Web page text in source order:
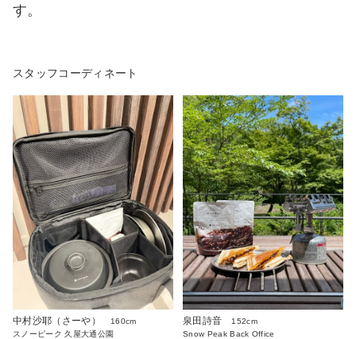
す。
スタッフコーディネート
中村沙耶（さーや）
160cm
スノーピーク 久屋大通公園
泉田詩音
152cm
Snow Peak Back Office